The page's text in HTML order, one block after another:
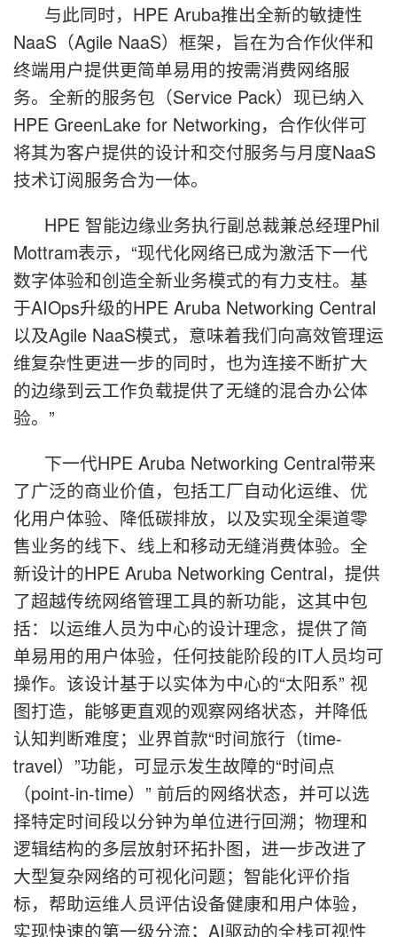
与此同时，HPE Aruba推出全新的敏捷性
NaaS（Agile NaaS）框架，旨在为合作伙伴和
终端用户提供更简单易用的按需消费网络服
务。全新的服务包（Service Pack）现已纳入
HPE GreenLake for Networking，合作伙伴可
将其为客户提供的设计和交付服务与月度NaaS
技术订阅服务合为一体。
HPE 智能边缘业务执行副总裁兼总经理Phil
Mottram表示，“现代化网络已成为激活下一代
数字体验和创造全新业务模式的有力支柱。基
于AIOps升级的HPE Aruba Networking Central
以及Agile NaaS模式，意味着我们向高效管理运
维复杂性更进一步的同时，也为连接不断扩大
的边缘到云工作负载提供了无缝的混合办公体
验。”
下一代HPE Aruba Networking Central带来
了广泛的商业价值，包括工厂自动化运维、优
化用户体验、降低碳排放，以及实现全渠道零
售业务的线下、线上和移动无缝消费体验。全
新设计的HPE Aruba Networking Central，提供
了超越传统网络管理工具的新功能，这其中包
括：以运维人员为中心的设计理念，提供了简
单易用的用户体验，任何技能阶段的IT人员均可
操作。该设计基于以实体为中心的“太阳系” 视
图打造，能够更直观的观察网络状态，并降低
认知判断难度；业界首款“时间旅行（time-
travel）”功能，可显示发生故障的“时间点
（point-in-time）” 前后的网络状态，并可以选
择特定时间段以分钟为单位进行回溯；物理和
逻辑结构的多层放射环拓扑图，进一步改进了
大型复杂网络的可视化问题；智能化评价指
标，帮助运维人员评估设备健康和用户体验，
实现快速的第一级分流；AI驱动的全栈可视性